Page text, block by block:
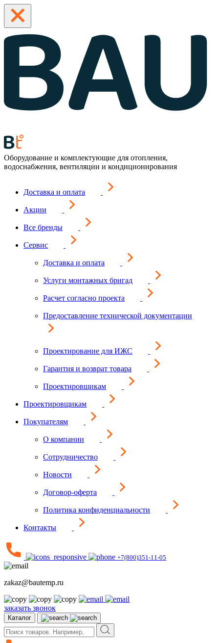
Оборудование и комплектующие для отопления,
водоснабжения, вентиляции и кондиционирования
Доставка и оплата
Акции
Все бренды
Сервис
Доставка и оплата
Услуги монтажных бригад
Расчет согласно проекта
Предоставление технической документации
Проектирование для ИЖС
Гарантия и возврат товара
Проектировщикам
Проектировщикам
Покупателям
О компании
Сотрудничество
Новости
Договор-оферта
Политика конфиденциальности
Контакты
+7(800)351-11-05
zakaz@bautemp.ru
заказать звонок
Каталог